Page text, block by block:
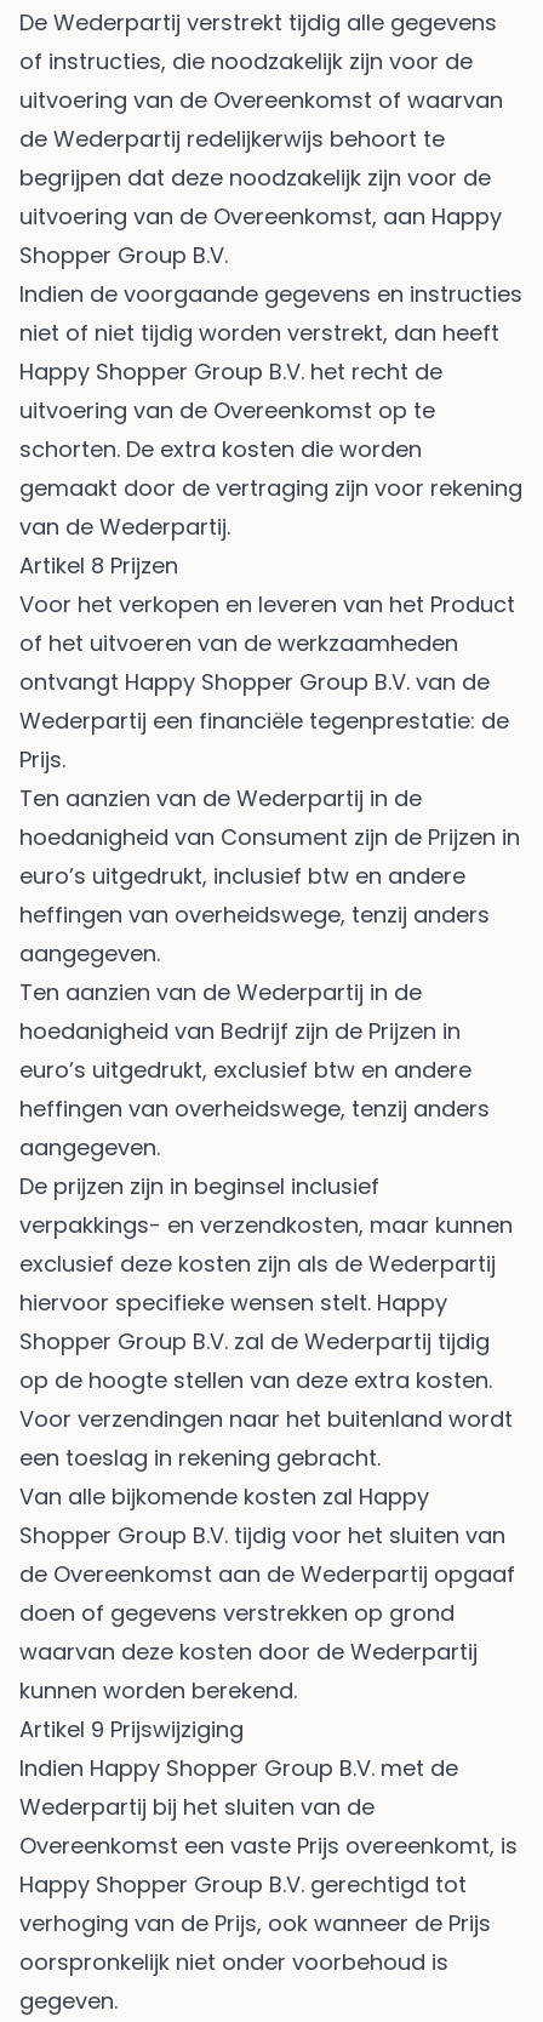
De Wederpartij verstrekt tijdig alle gegevens
of instructies, die noodzakelijk zijn voor de
uitvoering van de Overeenkomst of waarvan
de Wederpartij redelijkerwijs behoort te
begrijpen dat deze noodzakelijk zijn voor de
uitvoering van de Overeenkomst, aan Happy
Shopper Group B.V.
Indien de voorgaande gegevens en instructies
niet of niet tijdig worden verstrekt, dan heeft
Happy Shopper Group B.V. het recht de
uitvoering van de Overeenkomst op te
schorten. De extra kosten die worden
gemaakt door de vertraging zijn voor rekening
van de Wederpartij.
Artikel 8 Prijzen
Voor het verkopen en leveren van het Product
of het uitvoeren van de werkzaamheden
ontvangt Happy Shopper Group B.V. van de
Wederpartij een financiële tegenprestatie: de
Prijs.
Ten aanzien van de Wederpartij in de
hoedanigheid van Consument zijn de Prijzen in
euro’s uitgedrukt, inclusief btw en andere
heffingen van overheidswege, tenzij anders
aangegeven.
Ten aanzien van de Wederpartij in de
hoedanigheid van Bedrijf zijn de Prijzen in
euro’s uitgedrukt, exclusief btw en andere
heffingen van overheidswege, tenzij anders
aangegeven.
De prijzen zijn in beginsel inclusief
verpakkings- en verzendkosten, maar kunnen
exclusief deze kosten zijn als de Wederpartij
hiervoor specifieke wensen stelt. Happy
Shopper Group B.V. zal de Wederpartij tijdig
op de hoogte stellen van deze extra kosten.
Voor verzendingen naar het buitenland wordt
een toeslag in rekening gebracht.
Van alle bijkomende kosten zal Happy
Shopper Group B.V. tijdig voor het sluiten van
de Overeenkomst aan de Wederpartij opgaaf
doen of gegevens verstrekken op grond
waarvan deze kosten door de Wederpartij
kunnen worden berekend.
Artikel 9 Prijswijziging
Indien Happy Shopper Group B.V. met de
Wederpartij bij het sluiten van de
Overeenkomst een vaste Prijs overeenkomt, is
Happy Shopper Group B.V. gerechtigd tot
verhoging van de Prijs, ook wanneer de Prijs
oorspronkelijk niet onder voorbehoud is
gegeven.